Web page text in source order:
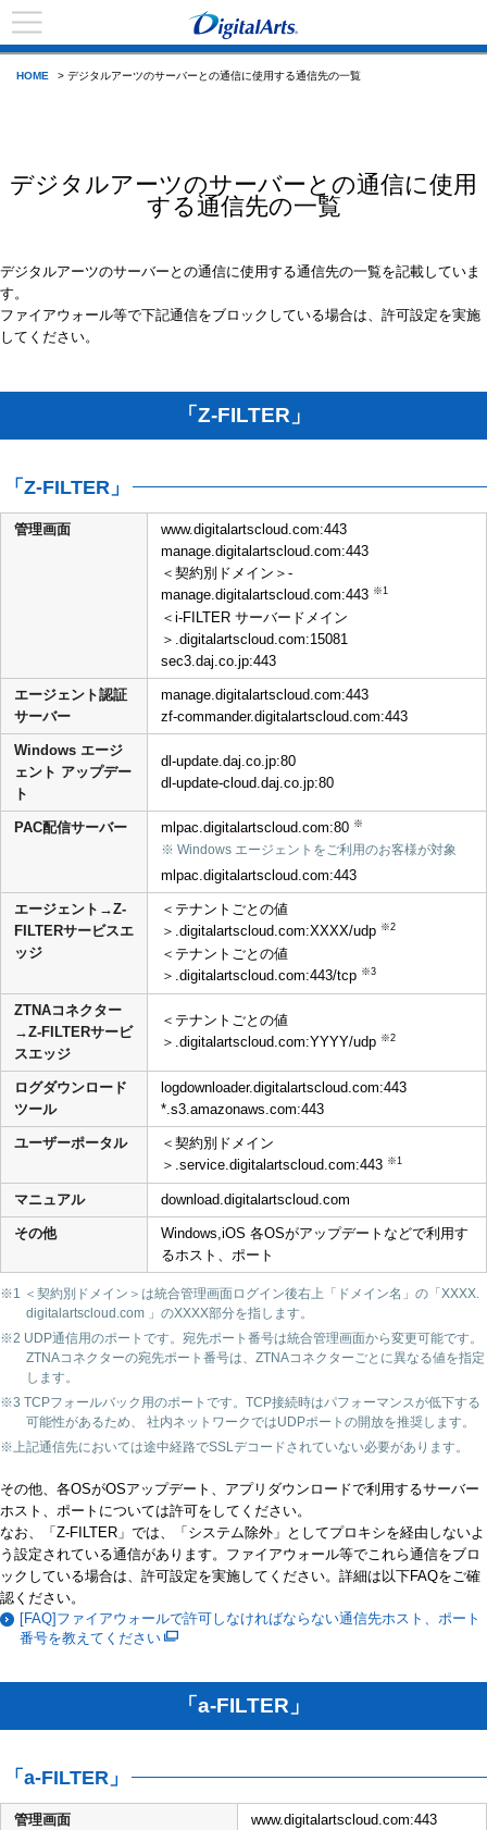
HOME > デジタルアーツのサーバーとの通信に使用する通信先の一覧
デジタルアーツのサーバーとの通信に使用
する通信先の一覧
デジタルアーツのサーバーとの通信に使用する通信先の一覧を記載していま
す。
ファイアウォール等で下記通信をブロックしている場合は、許可設定を実施
してください。
「Z-FILTER」
「Z-FILTER」
管理画面
www.digitalartscloud.com:443
manage.digitalartscloud.com:443
＜契約別ドメイン＞-
manage.digitalartscloud.com:443 ※1
＜i-FILTER サーバードメイン
＞.digitalartscloud.com:15081
sec3.daj.co.jp:443
エージェント認証
サーバー
manage.digitalartscloud.com:443
zf-commander.digitalartscloud.com:443
Windows エージ
ェント アップデー
ト
dl-update.daj.co.jp:80
dl-update-cloud.daj.co.jp:80
PAC配信サーバー mlpac.digitalartscloud.com:80 ※
※ Windows エージェントをご利用のお客様が対象
mlpac.digitalartscloud.com:443
エージェント→Z-
FILTERサービスエ
ッジ
＜テナントごとの値
＞.digitalartscloud.com:XXXX/udp ※2
＜テナントごとの値
＞.digitalartscloud.com:443/tcp ※3
ZTNAコネクター
→Z-FILTERサービ
スエッジ
＜テナントごとの値
＞.digitalartscloud.com:YYYY/udp ※2
ログダウンロード
ツール
logdownloader.digitalartscloud.com:443
*.s3.amazonaws.com:443
ユーザーポータル
＜契約別ドメイン
＞.service.digitalartscloud.com:443 ※1
マニュアル download.digitalartscloud.com
その他
Windows,iOS 各OSがアップデートなどで利用す
るホスト、ポート
※1 ＜契約別ドメイン＞は統合管理画面ログイン後右上「ドメイン名」の「XXXX.
digitalartscloud.com 」のXXXX部分を指します。
※2 UDP通信用のポートです。宛先ポート番号は統合管理画面から変更可能です。
ZTNAコネクターの宛先ポート番号は、ZTNAコネクターごとに異なる値を指定
します。
※3 TCPフォールバック用のポートです。TCP接続時はパフォーマンスが低下する
可能性があるため、 社内ネットワークではUDPポートの開放を推奨します。
※上記通信先においては途中経路でSSLデコードされていない必要があります。
その他、各OSがOSアップデート、アプリダウンロードで利用するサーバー
ホスト、ポートについては許可をしてください。
なお、「Z-FILTER」では、「システム除外」としてプロキシを経由しないよ
う設定されている通信があります。ファイアウォール等でこれら通信をブロ
ックしている場合は、許可設定を実施してください。詳細は以下FAQをご確
認ください。
[FAQ]ファイアウォールで許可しなければならない通信先ホスト、ポート
番号を教えてください
「a-FILTER」
「a-FILTER」
管理画面
www.digitalartscloud.com:443